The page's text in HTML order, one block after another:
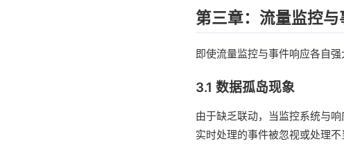
第三章：流量监控
即使流量监控与事件响应各自
3.1 数据孤岛现象
由于缺乏联动，当监控系统与
实时处理的事件被忽视或处理不